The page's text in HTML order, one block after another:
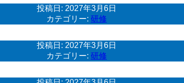
投稿日: 2027年3月6日
カテゴリー: 研修
投稿日: 2027年3月6日
カテゴリー: 研修